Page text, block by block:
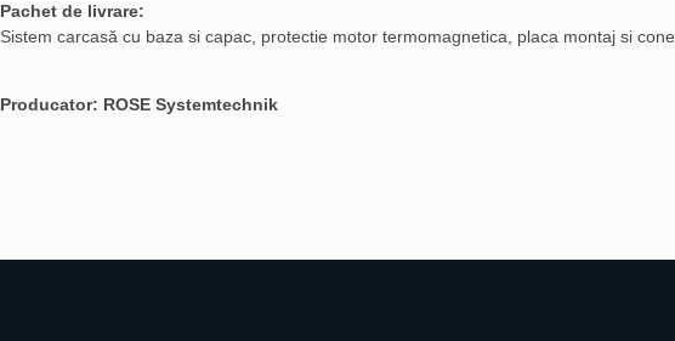
Pachet de livrare:
Sistem carcasă cu baza si capac, protectie motor termomagnetica, placa montaj si
Producator: ROSE Systemtechnik